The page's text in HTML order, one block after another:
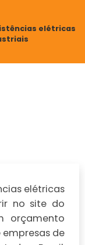
elétricas
elétricas
no site do
orçamento
de